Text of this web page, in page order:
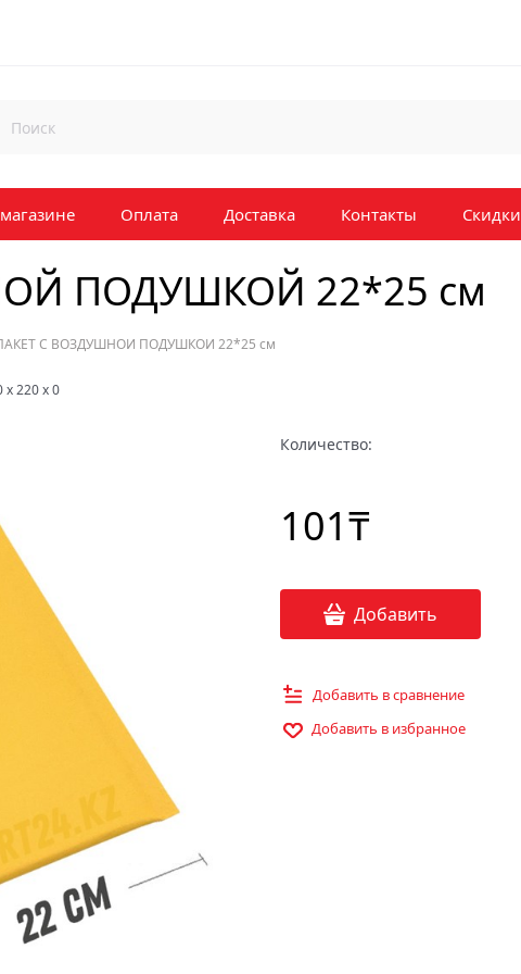
Оплата Доставка Контакты Скидки
ПОДУШКОЙ 22*25 см
С ВОЗДУШНОЙ ПОДУШКОЙ 22*25 см
x220x0
Количество:
101₸
Добавить
Добавить в сравнение
Добавить в избранное